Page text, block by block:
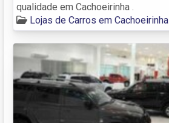
qualidade em Cachoeirinha .
Lojas de Carros em Cachoeirinha